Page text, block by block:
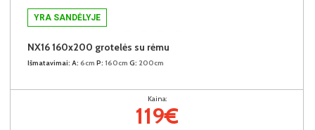
YRA SANDĖLYJE
NX16 160x200 grotelės su rėmu
Išmatavimai: A: 6cm P: 160cm G: 200cm
Kaina:
119€